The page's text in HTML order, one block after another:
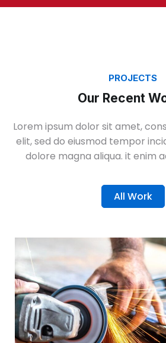
PROJECTS
Our Recent
Lorem ipsum dolor sit amet,
elit, sed do eiusmod tempor
dolore magna aliqua. it enim
All Work
Cold Rolling Steel